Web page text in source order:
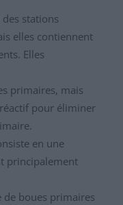
stations
elles contiennent
Elles
primaires, mais
pour éliminer
en une
principalement
de boues primaires